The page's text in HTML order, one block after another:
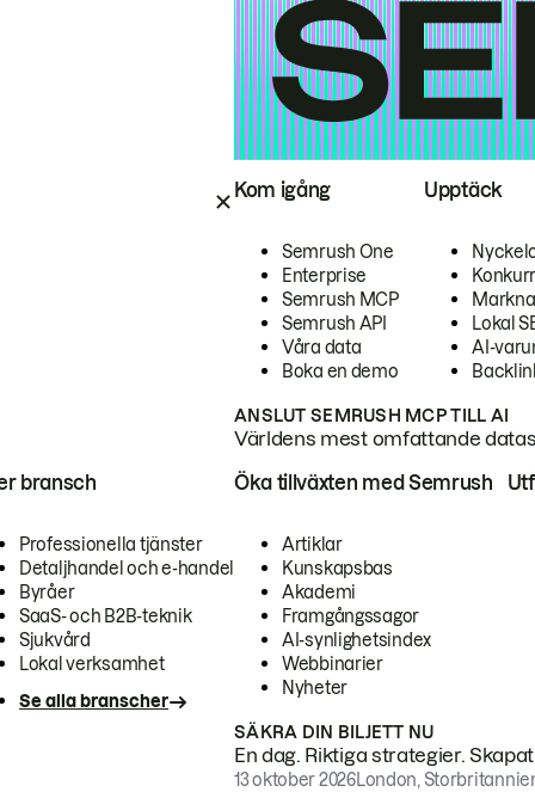
Kom igång
Semrush One
Enterprise
Semrush MCP
Semrush API
Våra data
Boka en demo
Upptäck
Lokal
AI-
ANSLUT SEMRUSH MCP TILL AI
Världens mest omfattande
bransch
Professionella tjänster
Detaljhandel och e-handel
Byråer
SaaS- och B2B-teknik
Sjukvård
Lokal verksamhet
Se alla branscher
Öka tillväxten med Semrush
Artiklar
Kunskapsbas
Akademi
Framgångssagor
AI-synlighetsindex
Webbinarier
Nyheter
SÄKRA DIN BILJETT NU
En dag. Riktiga strategier.
13 oktober 2026London,